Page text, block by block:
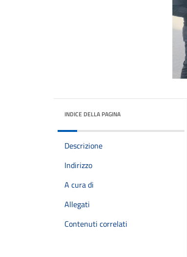
INDICE DELLA PAGINA
Descrizione
Indirizzo
A cura di
Allegati
Contenuti correlati